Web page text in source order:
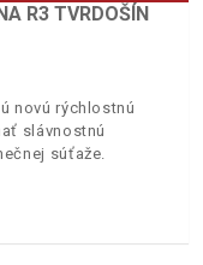
R3 TVRDOŠÍN
novú rýchlostnú
slávnostnú
súťaže.